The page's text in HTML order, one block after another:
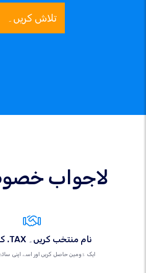
تلاش کریں۔
لاجواب
کوئی بھی .TAX نام منتخب کریں۔
ایک ڈومین حاصل کریں اور اسے اپنی